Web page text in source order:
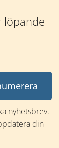
löpande
nyhetsbrev.
din